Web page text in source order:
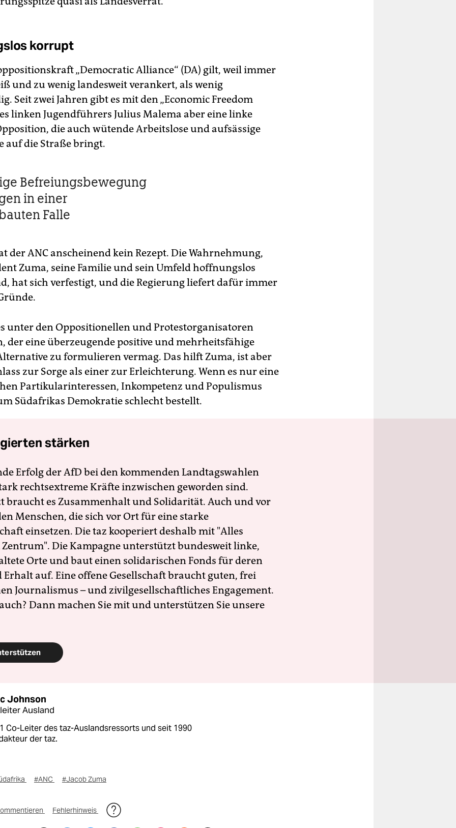
korrupt
„Democratic Alliance“ (DA) gilt, weil immer
und zu wenig landesweit verankert, als wenig
Seit zwei Jahren gibt es mit den „Economic Freedom
linken Jugendführers Julius Malema aber eine linke
die auch wütende Arbeitslose und aufsässige
auf die Straße bringt.
Befreiungsbewegung
in einer
Falle
der ANC anscheinend kein Rezept. Die Wahrnehmung,
Zuma, seine Familie und sein Umfeld hoffnungslos
hat sich verfestigt, und die Regierung liefert dafür immer
unter den Oppositionellen und Protestorganisatoren
der eine überzeugende positive und mehrheitsfähige
zu formulieren vermag. Das hilft Zuma, ist aber
zur Sorge als einer zur Erleichterung. Wenn es nur eine
Partikularinteressen, Inkompetenz und Populismus
Südafrikas Demokratie schlecht bestellt.
stärken
Erfolg der AfD bei den kommenden Landtagswahlen
rechtsextreme Kräfte inzwischen geworden sind.
braucht es Zusammenhalt und Solidarität. Auch und vor
Menschen, die sich vor Ort für eine starke
einsetzen. Die taz kooperiert deshalb mit "Alles
Die Kampagne unterstützt bundesweit linke,
Orte und baut einen solidarischen Fonds für deren
Erhalt auf. Eine offene Gesellschaft braucht guten, frei
Journalismus – und zivilgesellschaftliches Engagement.
Dann machen Sie mit und unterstützen Sie unsere
Johnson
Ausland
Co-Leiter des taz-Auslandsressorts und seit 1990
der taz.
#ANC #Jacob Zuma
Fehlerhinweis